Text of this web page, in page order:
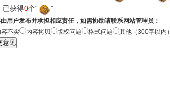
已获得0个“ ”
用户发布并承担相应责任，如需协助请联系网站管理员：
容不实
内容拷贝 版权问题 格式问题 其他（300字以内）